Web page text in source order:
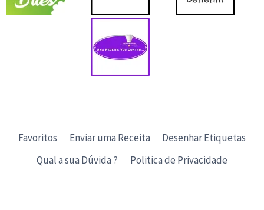
Favoritos Enviar uma Receita
Desenhar Etiquetas
Qual a sua Dúvida ?
Politica de Privacidade